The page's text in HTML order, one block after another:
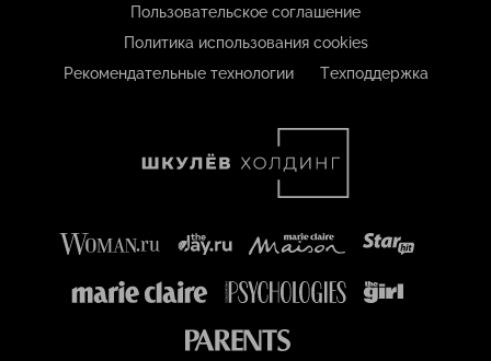
Пользовательское соглашение
Политика использования cookies
Рекомендательные технологии
Техподдержка